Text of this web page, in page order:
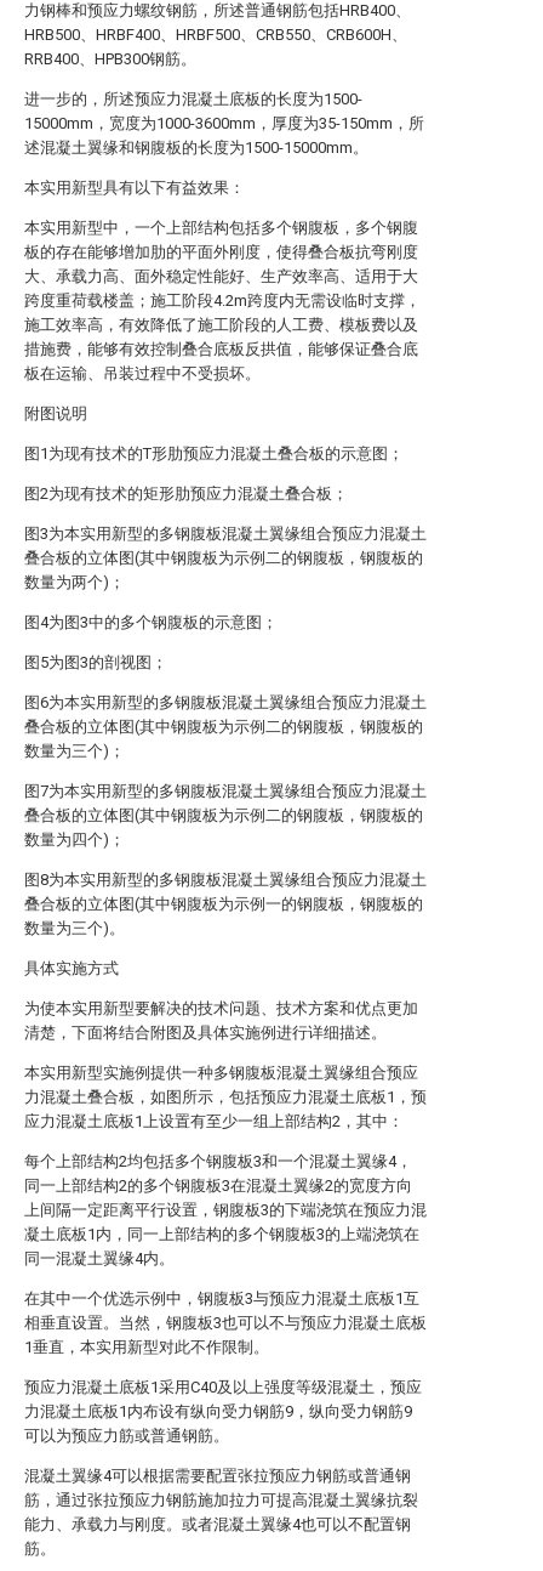
力钢棒和预应力螺纹钢筋，所述普通钢筋包括HRB400、
HRB500、HRBF400、HRBF500、CRB550、CRB600H、
RRB400、HPB300钢筋。
进一步的，所述预应力混凝土底板的长度为1500-
15000mm，宽度为1000-3600mm，厚度为35-150mm，所
述混凝土翼缘和钢腹板的长度为1500-15000mm。
本实用新型具有以下有益效果：
本实用新型中，一个上部结构包括多个钢腹板，多个钢腹
板的存在能够增加肋的平面外刚度，使得叠合板抗弯刚度
大、承载力高、面外稳定性能好、生产效率高、适用于大
跨度重荷载楼盖；施工阶段4.2m跨度内无需设临时支撑，
施工效率高，有效降低了施工阶段的人工费、模板费以及
措施费，能够有效控制叠合底板反拱值，能够保证叠合底
板在运输、吊装过程中不受损坏。
附图说明
图1为现有技术的T形肋预应力混凝土叠合板的示意图；
图2为现有技术的矩形肋预应力混凝土叠合板；
图3为本实用新型的多钢腹板混凝土翼缘组合预应力混凝土
叠合板的立体图(其中钢腹板为示例二的钢腹板，钢腹板的
数量为两个)；
图4为图3中的多个钢腹板的示意图；
图5为图3的剖视图；
图6为本实用新型的多钢腹板混凝土翼缘组合预应力混凝土
叠合板的立体图(其中钢腹板为示例二的钢腹板，钢腹板的
数量为三个)；
图7为本实用新型的多钢腹板混凝土翼缘组合预应力混凝土
叠合板的立体图(其中钢腹板为示例二的钢腹板，钢腹板的
数量为四个)；
图8为本实用新型的多钢腹板混凝土翼缘组合预应力混凝土
叠合板的立体图(其中钢腹板为示例一的钢腹板，钢腹板的
数量为三个)。
具体实施方式
为使本实用新型要解决的技术问题、技术方案和优点更加
清楚，下面将结合附图及具体实施例进行详细描述。
本实用新型实施例提供一种多钢腹板混凝土翼缘组合预应
力混凝土叠合板，如图所示，包括预应力混凝土底板1，预
应力混凝土底板1上设置有至少一组上部结构2，其中：
每个上部结构2均包括多个钢腹板3和一个混凝土翼缘4，
同一上部结构2的多个钢腹板3在混凝土翼缘2的宽度方向
上间隔一定距离平行设置，钢腹板3的下端浇筑在预应力混
凝土底板1内，同一上部结构的多个钢腹板3的上端浇筑在
同一混凝土翼缘4内。
在其中一个优选示例中，钢腹板3与预应力混凝土底板1互
相垂直设置。当然，钢腹板3也可以不与预应力混凝土底板
1垂直，本实用新型对此不作限制。
预应力混凝土底板1采用C40及以上强度等级混凝土，预应
力混凝土底板1内布设有纵向受力钢筋9，纵向受力钢筋9
可以为预应力筋或普通钢筋。
混凝土翼缘4可以根据需要配置张拉预应力钢筋或普通钢
筋，通过张拉预应力钢筋施加拉力可提高混凝土翼缘抗裂
能力、承载力与刚度。或者混凝土翼缘4也可以不配置钢
筋。